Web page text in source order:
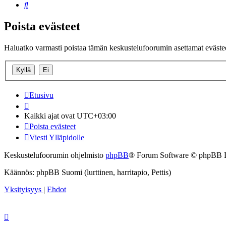
Etsi
Poista evästeet
Haluatko varmasti poistaa tämän keskustelufoorumin asettamat
Etusivu
Kaikki ajat ovat UTC+03:00
Poista evästeet
Viesti Ylläpidolle
Keskustelufoorumin ohjelmisto phpBB® Forum Software © phpBB
Käännös: phpBB Suomi (lurttinen, harritapio, Pettis)
Yksityisyys | Ehdot